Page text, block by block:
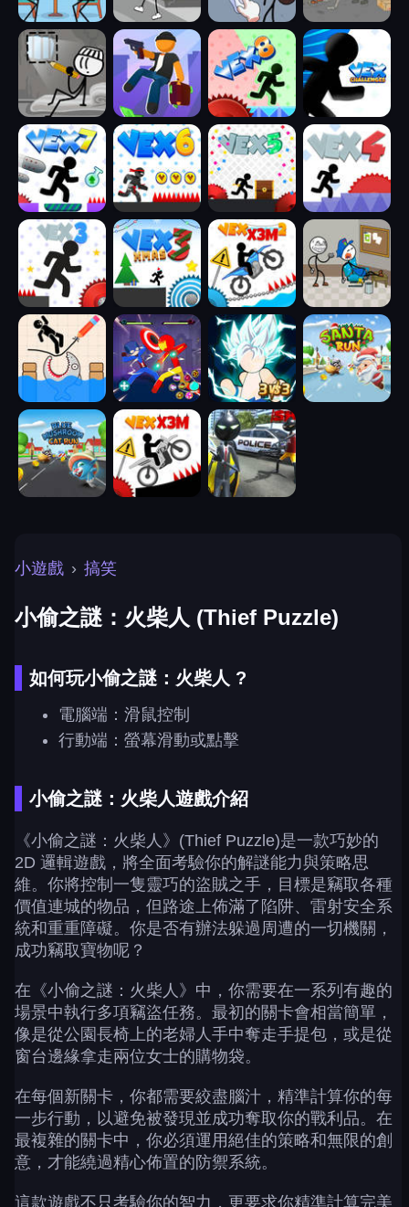
小遊戲 › 搞笑
小偷之謎：火柴人 (Thief Puzzle)
如何玩小偷之謎：火柴人 ?
電腦端：滑鼠控制
行動端：螢幕滑動或點擊
小偷之謎：火柴人遊戲介紹
《小偷之謎：火柴人》(Thief Puzzle)是一款巧妙的
2D 邏輯遊戲，將全面考驗你的解謎能力與策略思
維。你將控制一隻靈巧的盜賊之手，目標是竊取各種
價值連城的物品，但路途上佈滿了陷阱、雷射安全系
統和重重障礙。你是否有辦法躲過周遭的一切機關，
成功竊取寶物呢？
在《小偷之謎：火柴人》中，你需要在一系列有趣的
場景中執行多項竊盜任務。最初的關卡會相當簡單，
像是從公園長椅上的老婦人手中奪走手提包，或是從
窗台邊緣拿走兩位女士的購物袋。
在每個新關卡，你都需要絞盡腦汁，精準計算你的每
一步行動，以避免被發現並成功奪取你的戰利品。在
最複雜的關卡中，你必須運用絕佳的策略和無限的創
意，才能繞過精心佈置的防禦系統。
這款遊戲不只考驗你的智力，更要求你精準計算完美